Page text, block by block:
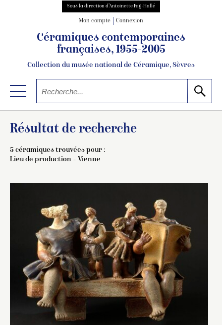
Sous la direction d’Antoinette Faÿ-Hallé
Mon compte Connexion
Céramiques contemporaines
françaises, 1955-2005
Collection du musée national de Céramique, Sèvres
Résultat de recherche
5 céramiques trouvées pour :
Lieu de production = Vienne